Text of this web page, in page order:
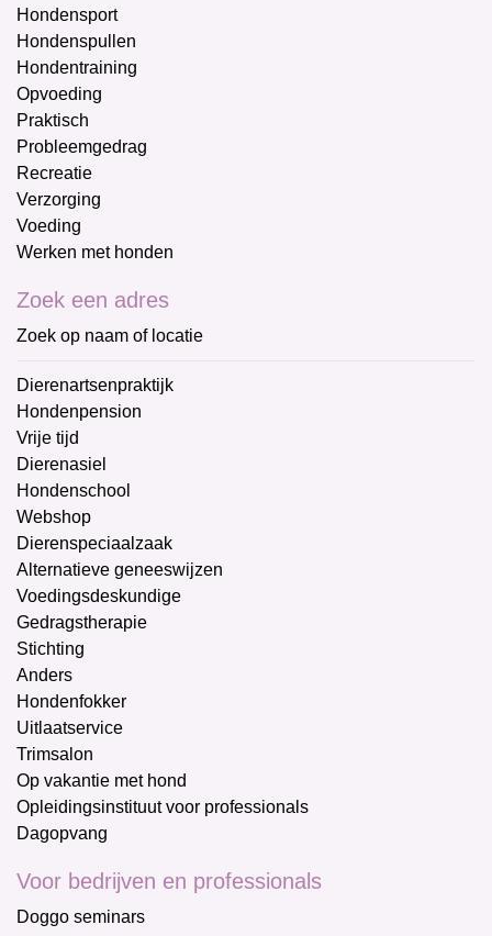
Hondensport
Hondenspullen
Hondentraining
Opvoeding
Praktisch
Probleemgedrag
Recreatie
Verzorging
Voeding
Werken met honden
Zoek een adres
Zoek op naam of locatie
Dierenartsenpraktijk
Hondenpension
Vrije tijd
Dierenasiel
Hondenschool
Webshop
Dierenspeciaalzaak
Alternatieve geneeswijzen
Voedingsdeskundige
Gedragstherapie
Stichting
Anders
Hondenfokker
Uitlaatservice
Trimsalon
Op vakantie met hond
Opleidingsinstituut voor professionals
Dagopvang
Voor bedrijven en professionals
Doggo seminars